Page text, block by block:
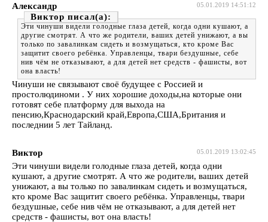
05.01.2019 14:51:12
Александр
Виктор
Эти чинуши видели голодные глаза детей, когда одни кушают, а
другие смотрят. А что же родители, ваших детей унижают, а вы
только по завалинкам сидеть и возмущаться, кто кроме Вас
защитит своего ребёнка. Управленцы, твари бездушные, себе
нив чём не отказывают, а для детей нет средств - фашисты, вот
она власть!
Чинуши не связывают своё будущее с Россией и
простолюдиноми . У них хорошие доходы,на которые они
готовят себе платформу для выхода на
пенсию,Краснодарский край,Европа,США,Британия и
последнии 5 лет Тайланд.
05.01.2019 13:02:45
Виктор
Эти чинуши видели голодные глаза детей, когда одни
кушают, а другие смотрят. А что же родители, ваших детей
унижают, а вы только по завалинкам сидеть и возмущаться,
кто кроме Вас защитит своего ребёнка. Управленцы, твари
бездушные, себе нив чём не отказывают, а для детей нет
средств - фашисты, вот она власть!